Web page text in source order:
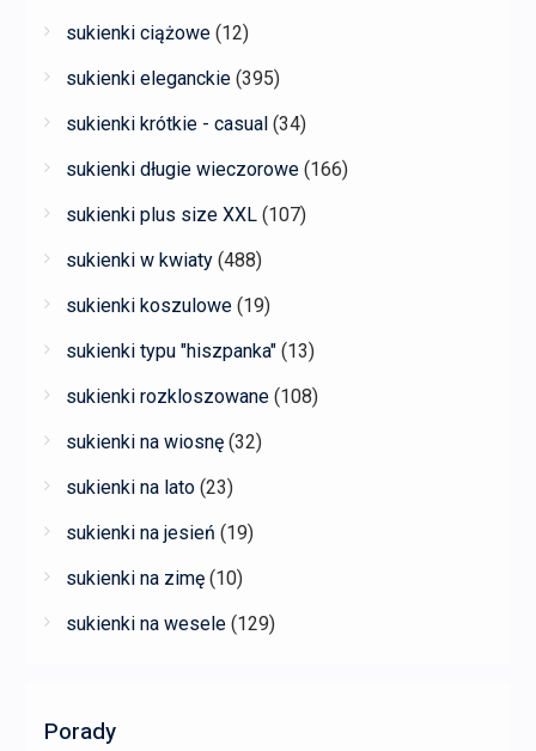
sukienki ciążowe (12)
sukienki eleganckie (395)
sukienki krótkie - casual (34)
sukienki długie wieczorowe (166)
sukienki plus size XXL (107)
sukienki w kwiaty (488)
sukienki koszulowe (19)
sukienki typu "hiszpanka" (13)
sukienki rozkloszowane (108)
sukienki na wiosnę (32)
sukienki na lato (23)
sukienki na jesień (19)
sukienki na zimę (10)
sukienki na wesele (129)
Porady